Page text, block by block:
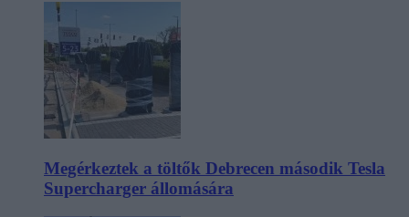
Megérkeztek a töltők Debrecen második Tesla
Supercharger állomására